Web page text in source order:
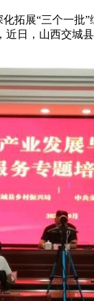
展“三个一批”
日，山西交城